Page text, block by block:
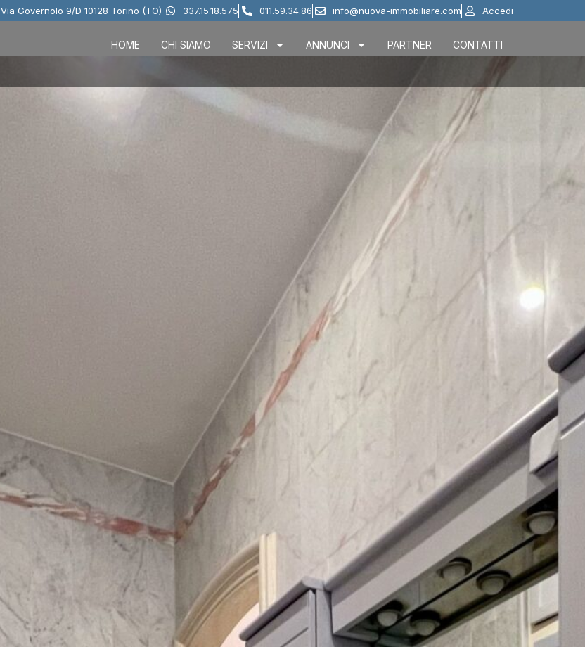
Via Governolo 9/D 10128 Torino (TO) 337.15.18.575 011.59.34.86 info@nuova-immobiliare.com Accedi
HOME CHI SIAMO SERVIZI ANNUNCI PARTNER CONTATTI